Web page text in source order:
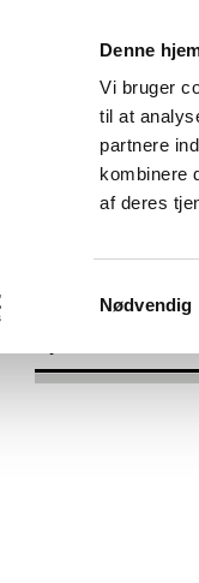
Denne
Vi bruger
til at
partnere
kombinere
af deres
Nødvendig
Godkendelse og